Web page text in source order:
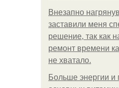
Внезапно
заставили меня
решение, так как
ремонт времени
не хватало.
Больше энергии и